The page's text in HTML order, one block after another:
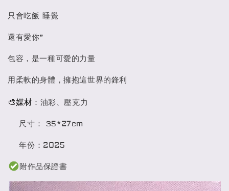
只會吃飯 睡覺
還有愛你”
包容，是一種可愛的力量
用柔軟的身體，擁抱這世界的鋒利
🎨媒材 ：油彩、壓克力
尺寸： 35*27cm
年份：2025
附作品保證書